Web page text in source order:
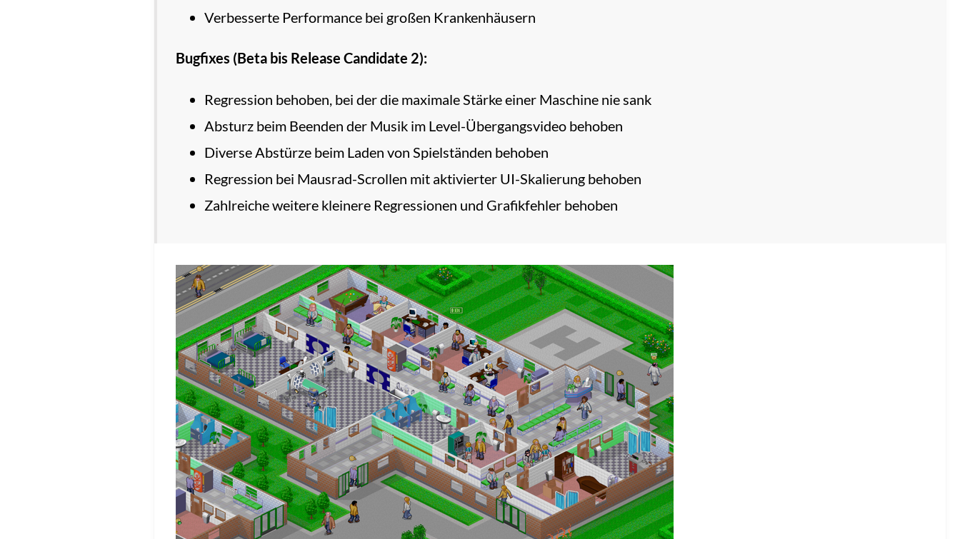
Verbesserte Performance bei großen Krankenhäusern
Bugfixes (Beta bis Release Candidate 2):
Regression behoben, bei der die maximale Stärke einer Maschine nie sank
Absturz beim Beenden der Musik im Level-Übergangsvideo behoben
Diverse Abstürze beim Laden von Spielständen behoben
Regression bei Mausrad-Scrollen mit aktivierter UI-Skalierung behoben
Zahlreiche weitere kleinere Regressionen und Grafikfehler behoben